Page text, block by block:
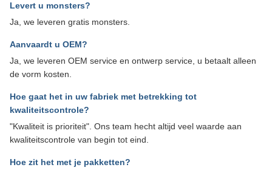
Levert u monsters?
Ja, we leveren gratis monsters.
Aanvaardt u OEM?
Ja, we leveren OEM service en ontwerp service, u betaalt alleen
de vorm kosten.
Hoe gaat het in uw fabriek met betrekking tot
kwaliteitscontrole?
"Kwaliteit is prioriteit". Ons team hecht altijd veel waarde aan
kwaliteitscontrole van begin tot eind.
Hoe zit het met je pakketten?